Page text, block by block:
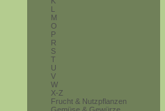
L
M
O
P
R
S
T
U
V
W
X-Z
Frucht & Nutzpflanzen